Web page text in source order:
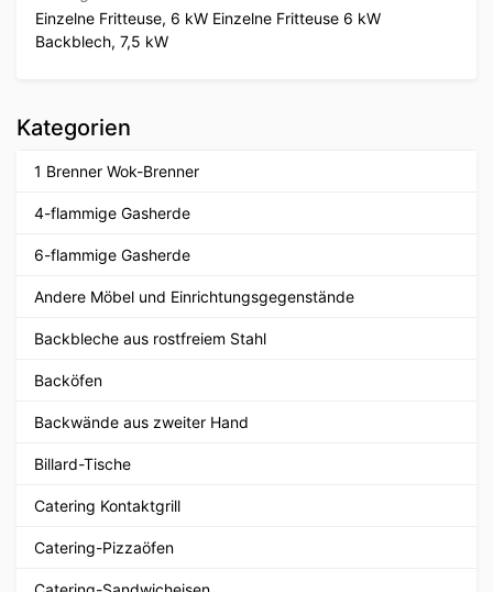
Einzelne Fritteuse, 6 kW Einzelne Fritteuse 6 kW
Backblech, 7,5 kW
Kategorien
1 Brenner Wok-Brenner
4-flammige Gasherde
6-flammige Gasherde
Andere Möbel und Einrichtungsgegenstände
Backbleche aus rostfreiem Stahl
Backöfen
Backwände aus zweiter Hand
Billard-Tische
Catering Kontaktgrill
Catering-Pizzaöfen